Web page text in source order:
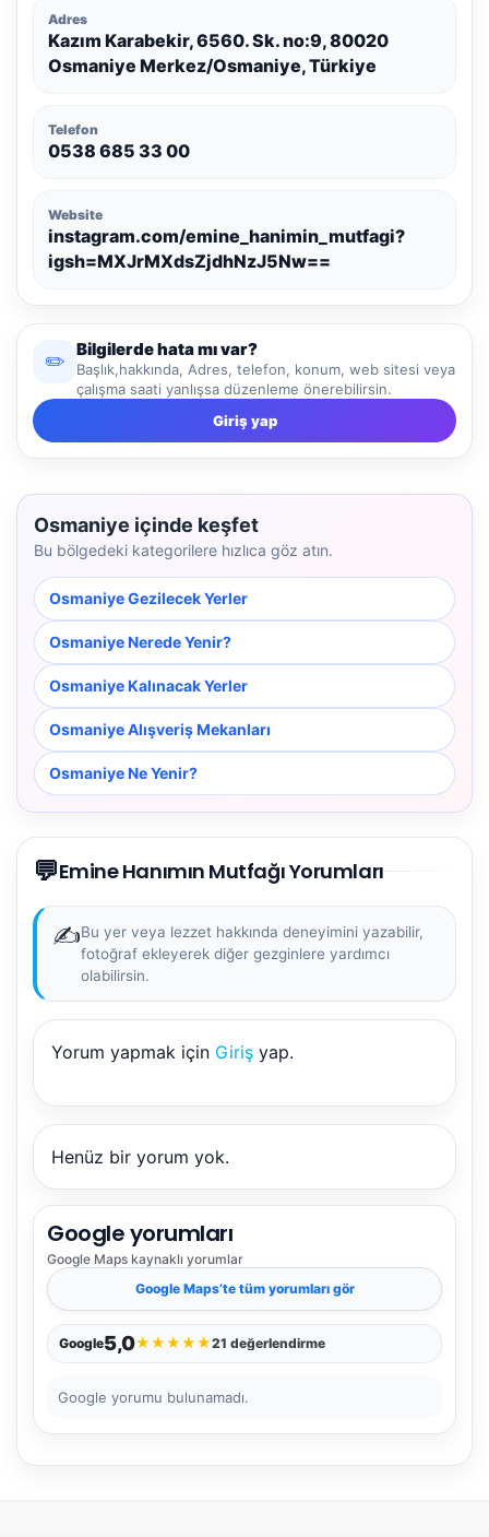
Adres
Kazım Karabekir, 6560. Sk. no:9, 80020
Osmaniye Merkez/Osmaniye, Türkiye
Telefon
0538 685 33 00
Website
instagram.com/emine_hanimin_mutfagi?
igsh=MXJrMXdsZjdhNzJ5Nw==
✏️
Bilgilerde hata mı var?
Başlık,hakkında, Adres, telefon, konum, web sitesi veya
çalışma saati yanlışsa düzenleme önerebilirsin.
Giriş yap
Osmaniye içinde keşfet
Bu bölgedeki kategorilere hızlıca göz atın.
Osmaniye Gezilecek Yerler
Osmaniye Nerede Yenir?
Osmaniye Kalınacak Yerler
Osmaniye Alışveriş Mekanları
Osmaniye Ne Yenir?
💬Emine Hanımın Mutfağı Yorumları
✍️Bu yer veya lezzet hakkında deneyimini yazabilir,
fotoğraf ekleyerek diğer gezginlere yardımcı
olabilirsin.
Yorum yapmak için Giriş yap.
Henüz bir yorum yok.
Google yorumları
Google Maps kaynaklı yorumlar
Google Maps’te tüm yorumları gör
Google5,0★★★★★21 değerlendirme
Google yorumu bulunamadı.
NBY Akıllı Asistan
AI kullanmadan, sitedeki gerçek yerlerle akıllı rota
önerir.
Şehir / ilçe
🧭 Rehber ⭐ Popüler
🚶 Yürüyüş